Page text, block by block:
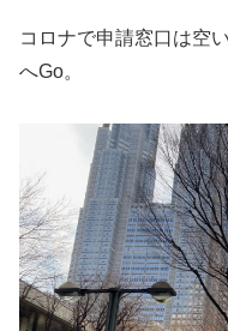
コロナで申請窓口は空
へGo。